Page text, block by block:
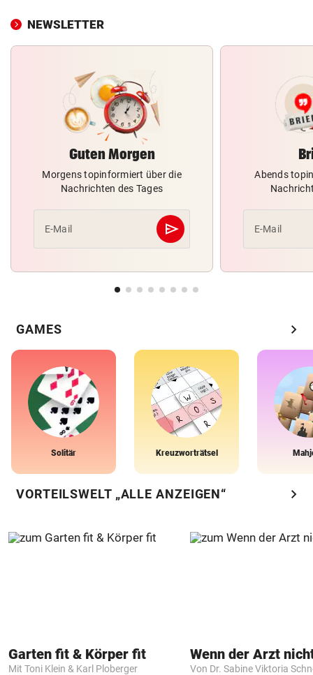
NEWSLETTER
Guten Morgen
Morgens topinformiert über die
Nachrichten des Tages
E-Mail send
Abschicken
Abends
E-Mail
GAMES chevron_right
Solitär Kreuzworträtsel
VORTEILSWELT „ALLE ANZEIGEN“ chevron_right
Garten fit & Körper fit
Mit Toni Klein & Karl Ploberger Von Dr. Sabine Viktoria